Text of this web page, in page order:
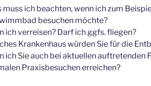
muss ich beachten, wenn ich zum
besuchen möchte?
ich verreisen? Darf ich ggfs. fliegen?
Krankenhaus würden Sie für die
ich Sie auch bei aktuellen auftretenden
Praxisbesuchen erreichen?